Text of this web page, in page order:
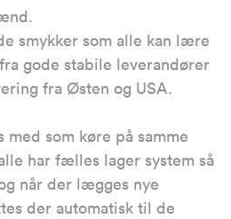
smykker som alle kan lære
gode stabile leverandører
fra Østen og USA.
som køre på samme
har fælles lager system så
når der lægges nye
der automatisk til de